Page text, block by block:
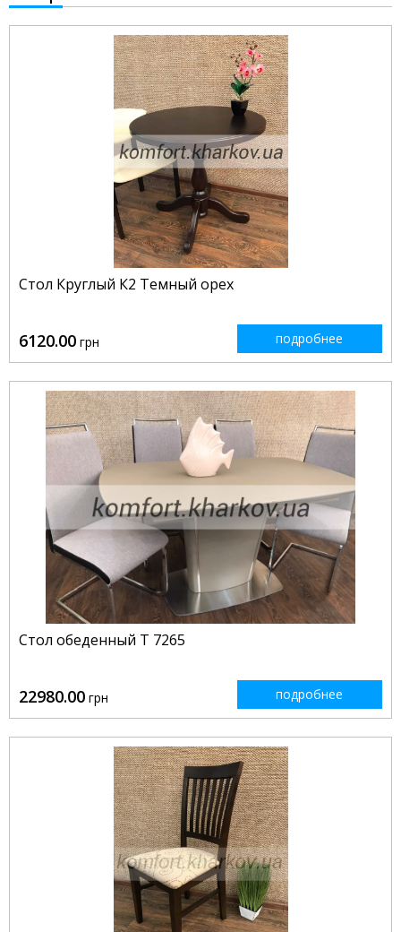
Стол Круглый К2 Темный орех
6120.00 грн подробнее
Стол обеденный Т 7265
22980.00 грн подробнее